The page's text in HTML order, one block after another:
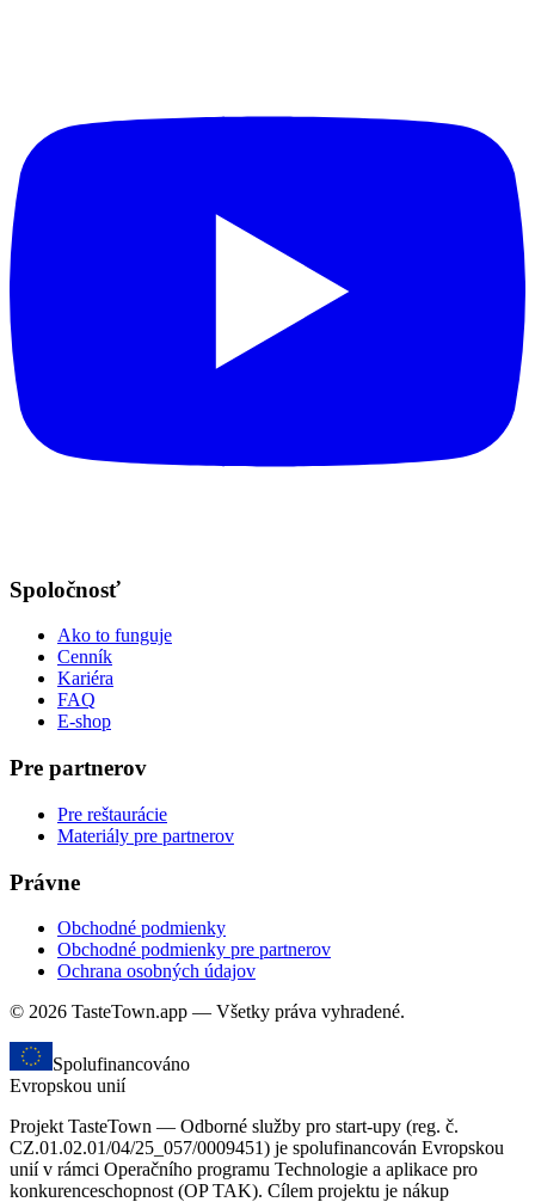
Spoločnosť
Ako to funguje
Cenník
Kariéra
FAQ
E-shop
Pre partnerov
Pre reštaurácie
Materiály pre partnerov
Právne
Obchodné podmienky
Obchodné podmienky pre partnerov
Ochrana osobných údajov
© 2026 TasteTown.app — Všetky práva vyhradené.
Spolufinancováno
Evropskou unií
Projekt TasteTown — Odborné služby pro start-upy (reg. č.
CZ.01.02.01/04/25_057/0009451) je spolufinancován Evropskou
unií v rámci Operačního programu Technologie a aplikace pro
konkurenceschopnost (OP TAK). Cílem projektu je nákup